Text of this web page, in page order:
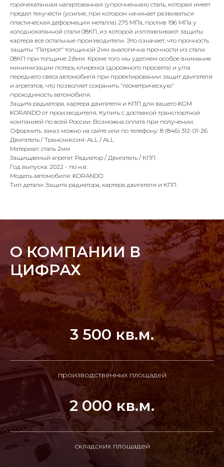
горячекатанная нагартованная (упрочненная) сталь, которая имеет
предел текучести (усилие, при котором начинает развиваться
пластическая деформация металла) 275 МПа, против 196 МПа у
холоднокатанной стали 08КП, из которой изготавливают защиты
картера все остальные производители. Это означает, что прочность
защиты "Патриот" толщиной 2мм аналогична прочности из стали
08КП при толщине 2,8мм. Кроме того мы уделяем особое внимание
минимизации потерь клиренса (дорожного просвета) и угла
переднего свеса автомобиля при проектировании защит двигателя
и агрегатов, что позволяет сохранить "геометрическую"
проходимость автомобиля.
Защита радиатора, картера двигателя и КПП для вашего KGM
KORANDO от производителя. Купить с доставкой транспортной
компанией по всей России. Возможна оплата при получении.
Оформить заказ можно на сайте или по телефону: 8 (846) 312-01-26
Двигатель / Трансмиссия: ALL / ALL
Материал: сталь 2мм
Защищаемый агрегат: Радиатор / Двигатель / КПП
Год выпуска: 2022 - по н.в.
Модель автомобиля: KORANDO
Тип детали: Защита радиатора, картера двигателя и КПП
О КОМПАНИИ В
ЦИФРАХ
3 500 кв.м.
производственных площадей
2 000 кв.м.
складских площадей